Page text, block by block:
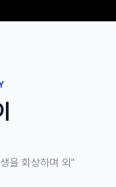
을 회상하며 외"